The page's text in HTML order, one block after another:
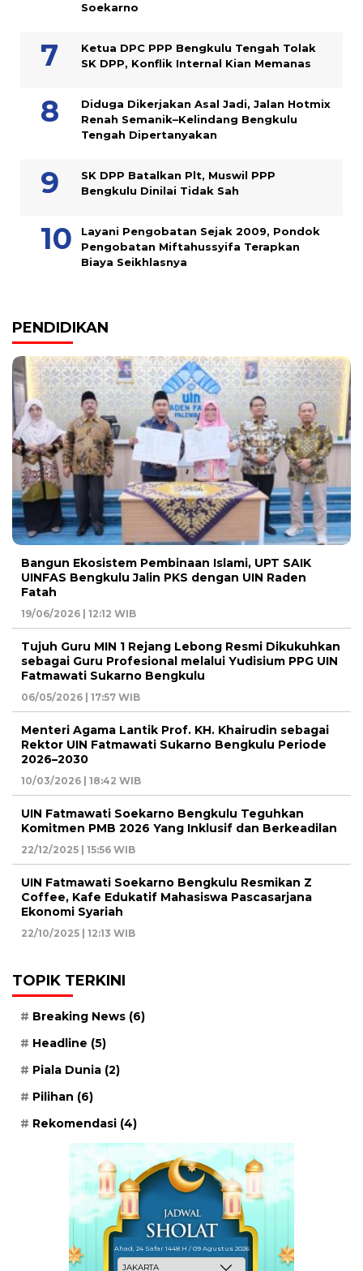
Soekarno
Ketua DPC PPP Bengkulu Tengah Tolak
SK DPP, Konflik Internal Kian Memanas
Diduga Dikerjakan Asal Jadi, Jalan Hotmix
Renah Semanik–Kelindang Bengkulu
Tengah Dipertanyakan
SK DPP Batalkan Plt, Muswil PPP
Bengkulu Dinilai Tidak Sah
Layani Pengobatan Sejak 2009, Pondok
Pengobatan Miftahussyifa Terapkan
Biaya Seikhlasnya
PENDIDIKAN
Bangun Ekosistem Pembinaan Islami, UPT SAIK
UINFAS Bengkulu Jalin PKS dengan UIN Raden
Fatah
19/06/2026 | 12:12 WIB
Tujuh Guru MIN 1 Rejang Lebong Resmi Dikukuhkan
sebagai Guru Profesional melalui Yudisium PPG UIN
Fatmawati Sukarno Bengkulu
06/05/2026 | 17:57 WIB
Menteri Agama Lantik Prof. KH. Khairudin sebagai
Rektor UIN Fatmawati Sukarno Bengkulu Periode
2026–2030
10/03/2026 | 18:42 WIB
UIN Fatmawati Soekarno Bengkulu Teguhkan
Komitmen PMB 2026 Yang Inklusif dan Berkeadilan
22/12/2025 | 15:56 WIB
UIN Fatmawati Soekarno Bengkulu Resmikan Z
Coffee, Kafe Edukatif Mahasiswa Pascasarjana
Ekonomi Syariah
22/10/2025 | 12:13 WIB
TOPIK TERKINI
Breaking News (6)
Headline (5)
Piala Dunia (2)
Pilihan (6)
Rekomendasi (4)
Ahad, 24 Safar 1448 H / 09 Agustus 2026